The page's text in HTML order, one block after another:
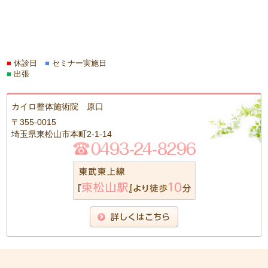
■ 休診日■ セミナー実施日
■ 出張
カイロ整体施術院 原口
〒355-0015
埼玉県東松山市本町2-1-14